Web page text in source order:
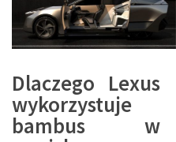
Dlaczego Lexus
wykorzystuje
bambus w